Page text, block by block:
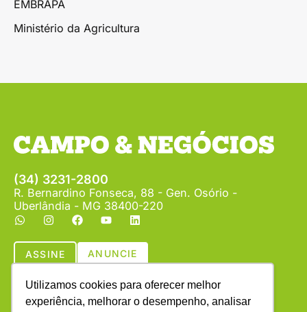
Utilizamos cookies para oferecer melhor
experiência, melhorar o desempenho, analisar
EMBRAPA
Ministério da Agricultura
(34) 3231-2800
R. Bernardino Fonseca, 88 - Gen. Osório -
Uberlândia - MG 38400-220
ASSINE ANUNCIE